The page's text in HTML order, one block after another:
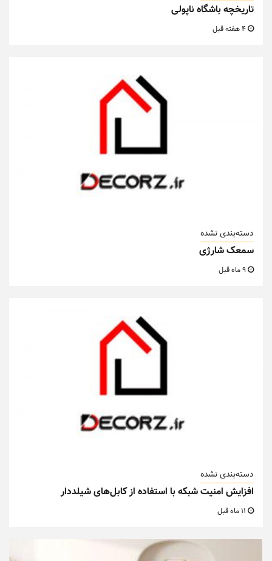
تاریخچه باشگاه ناپولی
دسته‌بندی نشده
سمعک شارژی
دسته‌بندی نشده
افزایش امنیت شبکه با استفاده از کابل‌های شیلددار